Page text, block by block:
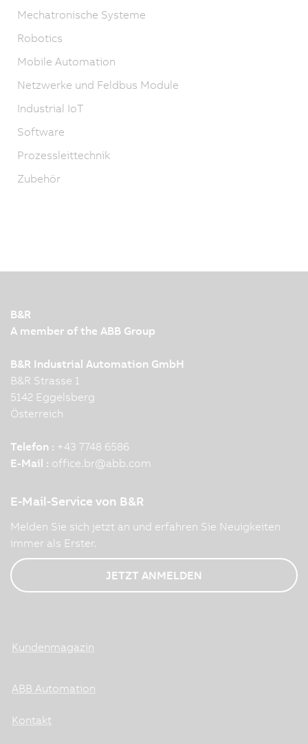
Mechatronische Systeme
Robotics
Mobile Automation
Netzwerke und Feldbus Module
Industrial IoT
Software
Prozessleittechnik
Zubehör
B&R
A member of the ABB Group
B&R Industrial Automation GmbH
B&R Strasse 1
5142 Eggelsberg
Österreich
Telefon : +43 7748 6586
E-Mail : office.br@abb.com
E-Mail-Service von B&R
Melden Sie sich jetzt an und erfahren Sie Neuigkeiten
immer als Erster.
JETZT ANMELDEN
Kundenmagazin
ABB Automation
Kontakt